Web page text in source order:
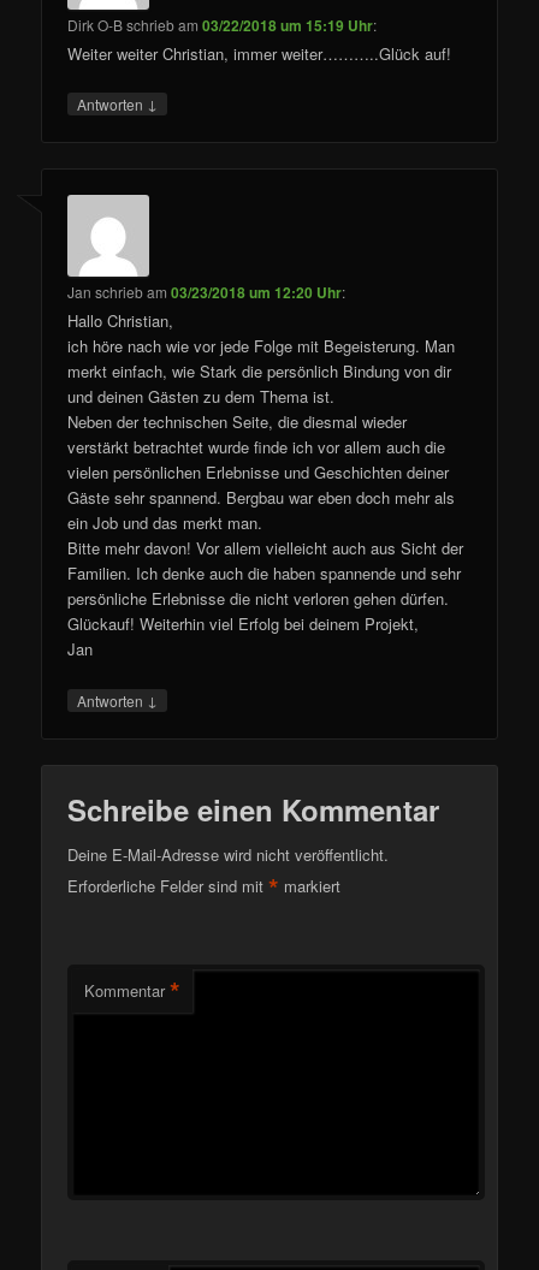
Dirk O-Bschriebam03/22/2018 um 15:19 Uhr:
Weiter weiter Christian, immer weiter………..Glück auf!
Antworten ↓
Jan schriebam03/23/2018 um 12:20 Uhr:
Hallo Christian,
ich höre nach wie vor jede Folge mit Begeisterung. Man
merkt einfach, wie Stark die persönlich Bindung von dir
und deinen Gästen zu dem Thema ist.
Neben der technischen Seite, die diesmal wieder
verstärkt betrachtet wurde finde ich vor allem auch die
vielen persönlichen Erlebnisse und Geschichten deiner
Gäste sehr spannend. Bergbau war eben doch mehr als
ein Job und das merkt man.
Bitte mehr davon! Vor allem vielleicht auch aus Sicht der
Familien. Ich denke auch die haben spannende und sehr
persönliche Erlebnisse die nicht verloren gehen dürfen.
Glückauf! Weiterhin viel Erfolg bei deinem Projekt,
Jan
Antworten ↓
Schreibe einen Kommentar
Deine E-Mail-Adresse wird nicht veröffentlicht.
Erforderliche Felder sind mit* markiert
Kommentar *